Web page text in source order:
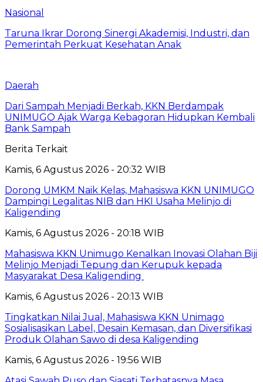
Nasional
Taruna Ikrar Dorong Sinergi Akademisi, Industri, dan
Pemerintah Perkuat Kesehatan Anak
Daerah
Dari Sampah Menjadi Berkah, KKN Berdampak
UNIMUGO Ajak Warga Kebagoran Hidupkan Kembali
Bank Sampah
Berita Terkait
Kamis, 6 Agustus 2026 - 20:32 WIB
Dorong UMKM Naik Kelas, Mahasiswa KKN UNIMUGO
Dampingi Legalitas NIB dan HKI Usaha Melinjo di
Kaligending
Kamis, 6 Agustus 2026 - 20:18 WIB
Mahasiswa KKN Unimugo Kenalkan Inovasi Olahan Biji
Melinjo Menjadi Tepung dan Kerupuk kepada
Masyarakat Desa Kaligending
Kamis, 6 Agustus 2026 - 20:13 WIB
Tingkatkan Nilai Jual, Mahasiswa KKN Unimago
Sosialisasikan Label, Desain Kemasan, dan Diversifikasi
Produk Olahan Sawo di desa Kaligending
Kamis, 6 Agustus 2026 - 19:56 WIB